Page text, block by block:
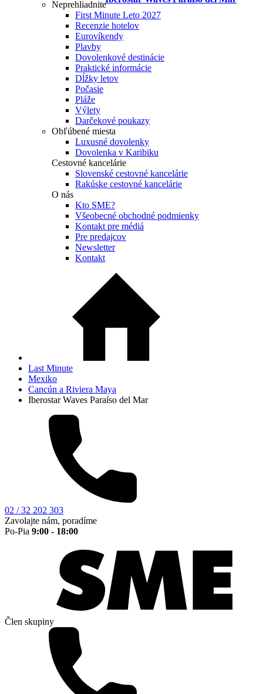
Neprehliadnite
First Minute Leto 2027
Recenzie hotelov
Eurovíkendy
Plavby
Dovolenkové destinácie
Praktické informácie
Dĺžky letov
Počasie
Pláže
Výlety
Darčekové poukazy
Obľúbené miesta
Luxusné dovolenky
Dovolenka v Karibiku
Cestovné kancelárie
Slovenské cestovné kancelárie
Rakúske cestovné kancelárie
O nás
Kto SME?
Všeobecné obchodné podmienky
Kontakt pre médiá
Pre predajcov
Newsletter
Kontakt
Last Minute
Mexiko
Cancún a Riviera Maya
Iberostar Waves Paraíso del Mar
02 / 32 202 303
Zavolajte nám, poradíme
Po-Pia 9:00 - 18:00
Člen skupiny